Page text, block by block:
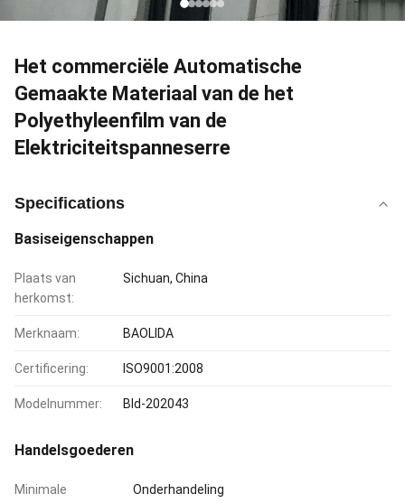
Het commerciële Automatische
Gemaakte Materiaal van de het
Polyethyleenfilm van de
Elektriciteitspanneserre
Specifications
Basiseigenschappen
Plaats van
herkomst:
Sichuan, China
Merknaam: BAOLIDA
Certificering: ISO9001:2008
Modelnummer: Bld-202043
Handelsgoederen
Minimale
Onderhandeling